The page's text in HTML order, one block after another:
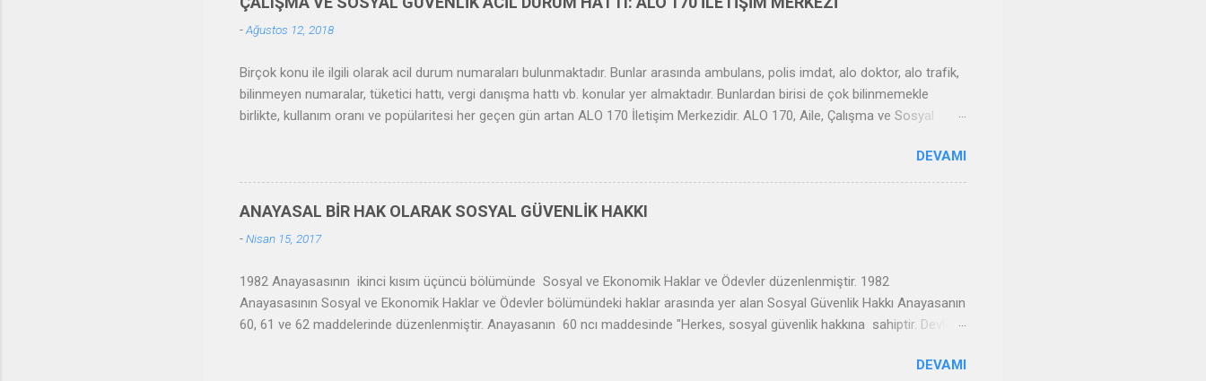
-Ağustos 12, 2018
Birçok konu ile ilgili olarak acil durum numaraları bulunmaktadır. Bunlar arasında ambulans, polis imdat, alo doktor, alo trafik,
bilinmeyen numaralar, tüketici hattı, vergi danışma hattı vb. konular yer almaktadır. Bunlardan birisi de çok bilinmemekle
birlikte, kullanım oranı ve popülaritesi her geçen gün artan ALO 170 İletişim Merkezidir. ALO 170, Aile, Çalışma ve Sosyal
cevap vermek üzere kurulmuş, danışma, bilgilendirme, çözüm üretme ve ihbar telefon hattıdır. Bir diğer deyişle, AÇSB, SGK,
İŞKUR ve MYK mevzuatlarıyla ilgili her türlü bilgiyi ALO 170’i arayarak öğrenebilirsiniz. Alo 170 hattı ücretli bir hattır. Çağrı
merkezi 7/24 hizmet vermektedir. Çağrı Merkezinde istihdam edilenlerin %50’si engellidir. 2010 yılında kurulan İletişim Merkezi;
DEVAMI
ANAYASAL BİR HAK OLARAK SOSYAL GÜVENLİK HAKKI
-Nisan 15, 2017
1982 Anayasasının ikinci kısım üçüncü bölümünde Sosyal ve Ekonomik Haklar ve Ödevler düzenlenmiştir. 1982
Anayasasının Sosyal ve Ekonomik Haklar ve Ödevler bölümündeki haklar arasında yer alan Sosyal Güvenlik Hakkı Anayasanın
60, 61 ve 62 maddelerinde düzenlenmiştir. Anayasanın 60 ncı maddesinde "Herkes, sosyal güvenlik hakkına sahiptir. Devlet,
güvenlik bakımından özel olarak korunması gerekenlerle ilgili hükümlere yer verilmiş olup "Devlet harp ve vazife şehitlerinin
DEVAMI